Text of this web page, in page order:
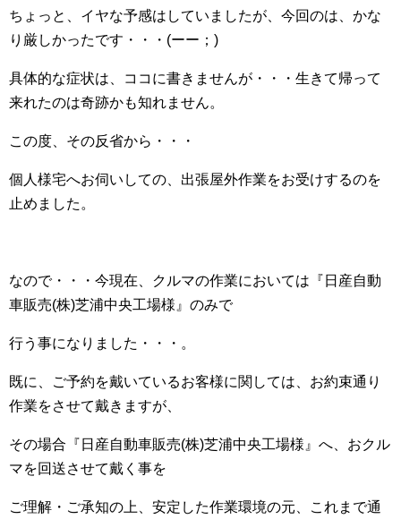
ちょっと、イヤな予感はしていましたが、今回のは、かな
り厳しかったです・・・(ーー；)
具体的な症状は、ココに書きませんが・・・生きて帰って
来れたのは奇跡かも知れません。
この度、その反省から・・・
個人様宅へお伺いしての、出張屋外作業をお受けするのを
止めました。
なので・・・今現在、クルマの作業においては『日産自動
車販売(株)芝浦中央工場様』のみで
行う事になりました・・・。
既に、ご予約を戴いているお客様に関しては、お約束通り
作業をさせて戴きますが、
その場合『日産自動車販売(株)芝浦中央工場様』へ、おクル
マを回送させて戴く事を
ご理解・ご承知の上、安定した作業環境の元、これまで通